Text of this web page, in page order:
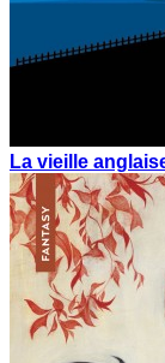
La vieille